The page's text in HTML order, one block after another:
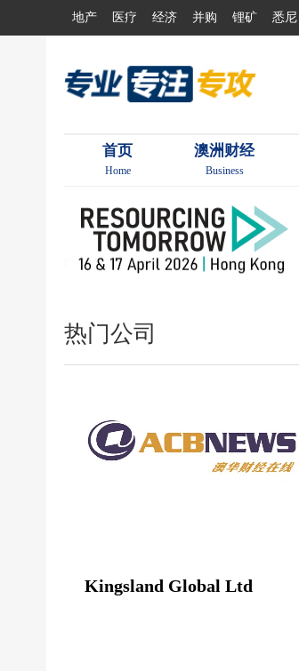
地产 医疗 经济 并购 锂矿 悉尼
首页
Home
澳洲财经
Business
热门公司
Kingsland Global Ltd